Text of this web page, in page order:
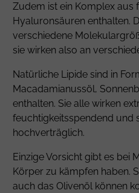
Zudem ist ein Komplex aus
Hyaluronsäuren enthalten.
verschiedene
sie wirken also an
Natürliche Lipide sind in
Macadamianussöl,
enthalten. Sie alle wirken
feuchtigkeitsspendend und
hochverträglich.
Einzige Vorsicht gibt es bei
Körper zu kämpfen haben.
auch das Olivenöl können